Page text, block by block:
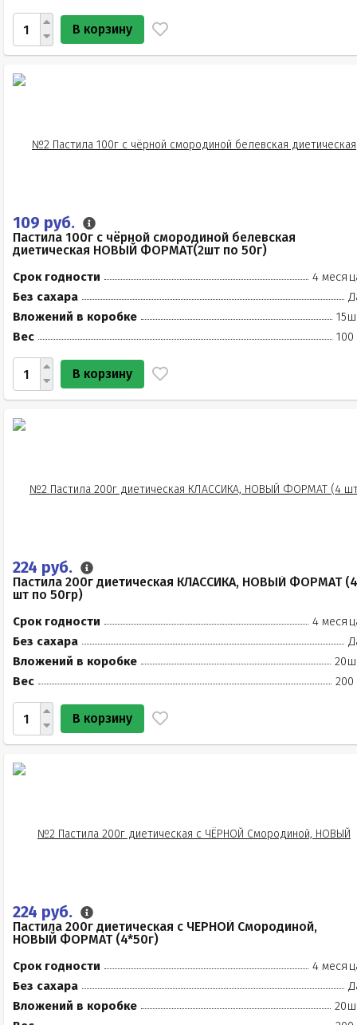
В корзину
109 руб.
Пастила 100г с чёрной смородиной белевская
диетическая НОВЫЙ ФОРМАТ(2шт по 50г)
Срок годности
4
Без сахара
Вложений в коробке
Вес
100
В корзину
224 руб.
Пастила 200г диетическая КЛАССИКА, НОВЫЙ ФОРМАТ (4
шт по 50гр)
Срок годности
4
Без сахара
Вложений в коробке
Вес
200
В корзину
224 руб.
Пастила 200г диетическая с ЧЁРНОЙ Смородиной,
НОВЫЙ ФОРМАТ (4*50г)
Срок годности
4
Без сахара
Вложений в коробке